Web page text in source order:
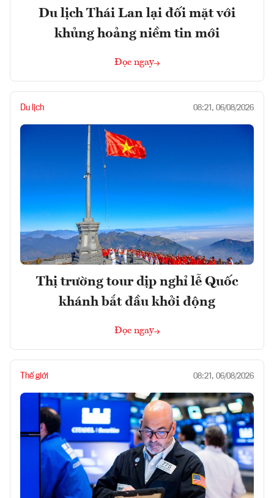
Du lịch Thái Lan lại đối mặt với
khủng hoảng niềm tin mới
Đọc ngay
Du lịch 08:21, 06/08/2026
Thị trường tour dịp nghỉ lễ Quốc
khánh bắt đầu khởi động
Đọc ngay
Thế giới 08:21, 06/08/2026